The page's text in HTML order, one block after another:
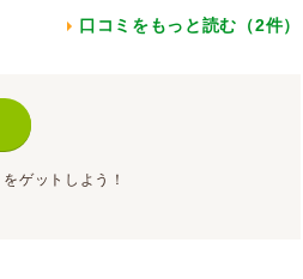
口コミをもっと読む（2件）
をゲットしよう！